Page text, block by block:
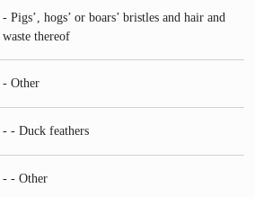
- Pigs’, hogs’ or boars’ bristles and hair and
waste thereof
- Other
- - Duck feathers
- - Other